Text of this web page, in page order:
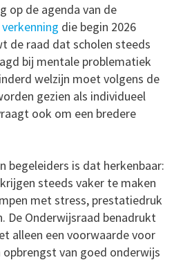
op de agenda van de
verkenning die begin 2026
de raad dat scholen steeds
bij mentale problematiek
welzijn moet volgens de
gezien als individueel
ook om een bredere
begeleiders is dat herkenbaar:
steeds vaker te maken
met stress, prestatiedruk
De Onderwijsraad benadrukt
alleen een voorwaarde voor
opbrengst van goed onderwijs